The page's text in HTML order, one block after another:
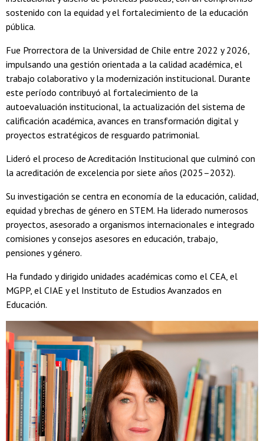
sostenido con la equidad y el fortalecimiento de la educación
pública.
Fue Prorrectora de la Universidad de Chile entre 2022 y 2026,
impulsando una gestión orientada a la calidad académica, el
trabajo colaborativo y la modernización institucional. Durante
este período contribuyó al fortalecimiento de la
autoevaluación institucional, la actualización del sistema de
calificación académica, avances en transformación digital y
proyectos estratégicos de resguardo patrimonial.
Lideró el proceso de Acreditación Institucional que culminó con
la acreditación de excelencia por siete años (2025–2032).
Su investigación se centra en economía de la educación, calidad,
equidad y brechas de género en STEM. Ha liderado numerosos
proyectos, asesorado a organismos internacionales e integrado
comisiones y consejos asesores en educación, trabajo,
pensiones y género.
Ha fundado y dirigido unidades académicas como el CEA, el
MGPP, el CIAE y el Instituto de Estudios Avanzados en
Educación.